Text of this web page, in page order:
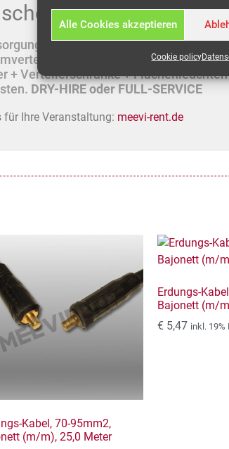
Alle Cookies akzeptieren
Cookie policy
mit Bajonett
online bei MEEVI-rent in
+ Stromaggregate +
+ Verteilerschränke +
DRY-HIRE oder FULL-SERVICE
für Ihre Veranstaltung: meevi-rent.de
Kabel, 70-95mm2,
(m/m), 25,0 Meter
Erdungs-
Bajonett (m/
€ 5,47 inkl.